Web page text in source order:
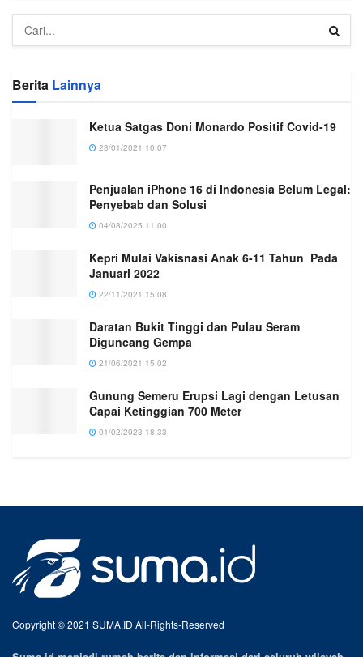
Berita Lainnya
Ketua Satgas Doni Monardo Positif Covid-19
23/01/2021 10:07
Penjualan iPhone 16 di Indonesia Belum Legal:
Penyebab dan Solusi
04/08/2025 11:00
Kepri Mulai Vakisnasi Anak 6-11 Tahun Pada
Januari 2022
22/11/2021 15:08
Daratan Bukit Tinggi dan Pulau Seram
Diguncang Gempa
21/06/2021 15:02
Gunung Semeru Erupsi Lagi dengan Letusan
Capai Ketinggian 700 Meter
01/02/2023 18:33
Copyright © 2021 SUMA.ID All-Rights-Reserved